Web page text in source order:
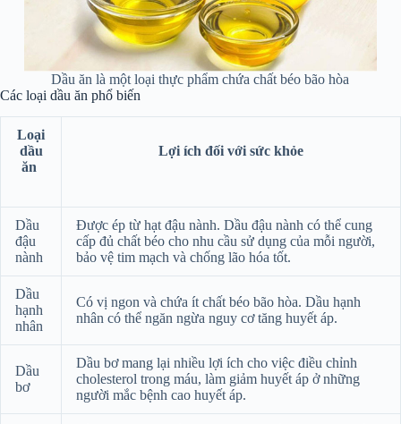
Dầu ăn là một loại thực phẩm chứa chất béo bão hòa
Các loại dầu ăn phổ biến
Loại
dầu
ăn
Lợi ích đối với sức khỏe
Dầu
đậu
nành
Được ép từ hạt đậu nành. Dầu đậu nành có thể cung
cấp đủ chất béo cho nhu cầu sử dụng của mỗi người,
bảo vệ tim mạch và chống lão hóa tốt.
Dầu
hạnh
nhân
Có vị ngon và chứa ít chất béo bão hòa. Dầu hạnh
nhân có thể ngăn ngừa nguy cơ tăng huyết áp.
Dầu
bơ
Dầu bơ mang lại nhiều lợi ích cho việc điều chỉnh
cholesterol trong máu, làm giảm huyết áp ở những
người mắc bệnh cao huyết áp.